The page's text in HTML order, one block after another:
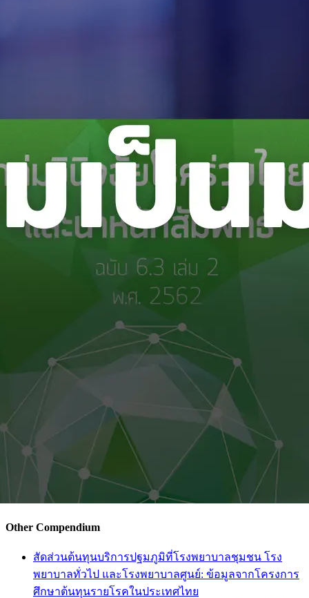
Other Compendium
สัดส่วนต้นทุนบริการปฐมภูมิที่โรงพยาบาลชุมชน โรง
พยาบาลทั่วไป และโรงพยาบาลศูนย์: ข้อมูลจากโครงการ
ศึกษาต้นทุนรายโรคในประเทศไทย